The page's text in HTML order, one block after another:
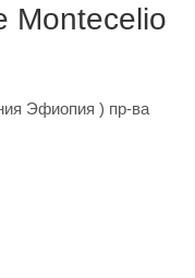
Montecelio
Эфиопия ) пр-ва